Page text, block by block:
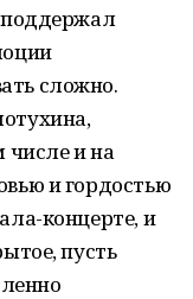
поддержал
сложно.
числе и на
и гордостью
концерте, и
пусть